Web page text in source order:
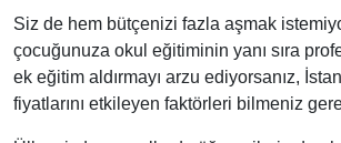
Siz de hem bütçenizi fazla aşmak
çocuğunuza okul eğitiminin yanı sıra
ek eğitim aldırmayı arzu ediyorsanız,
fiyatlarını etkileyen faktörleri bilmeniz